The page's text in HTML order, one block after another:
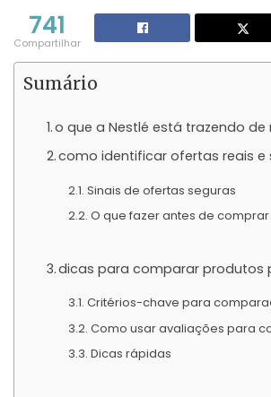
741
Compartilhar
Sumário
o que a Nestlé está trazendo de
como identificar ofertas reais e
Sinais de ofertas seguras
O que fazer antes de comprar
dicas para comparar produtos
Critérios-chave para
Como usar avaliações para
Dicas rápidas